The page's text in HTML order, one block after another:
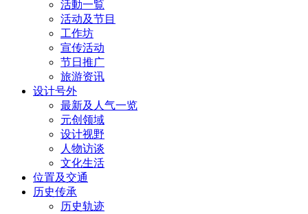
活動一覧
活动及节目
工作坊
宣传活动
节日推广
旅游资讯
设计号外
最新及人气一览
元创领域
设计视野
人物访谈
文化生活
位置及交通
历史传承
历史轨迹